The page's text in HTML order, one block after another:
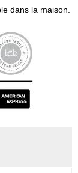
dans la maison.